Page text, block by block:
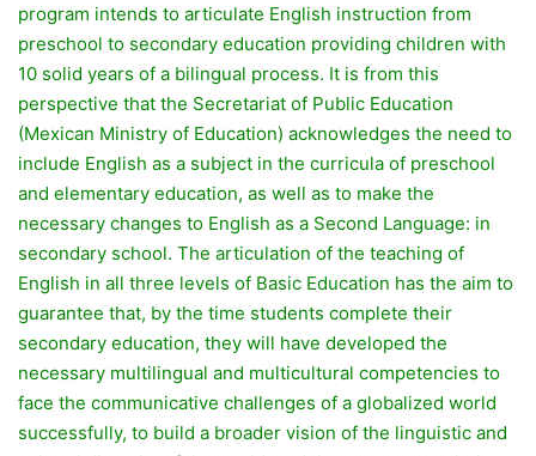
program intends to articulate English instruction from
preschool to secondary education providing children with
10 solid years of a bilingual process. It is from this
perspective that the Secretariat of Public Education
(Mexican Ministry of Education) acknowledges the need to
include English as a subject in the curricula of preschool
and elementary education, as well as to make the
necessary changes to English as a Second Language: in
secondary school. The articulation of the teaching of
English in all three levels of Basic Education has the aim to
guarantee that, by the time students complete their
secondary education, they will have developed the
necessary multilingual and multicultural competencies to
face the communicative challenges of a globalized world
successfully, to build a broader vision of the linguistic and